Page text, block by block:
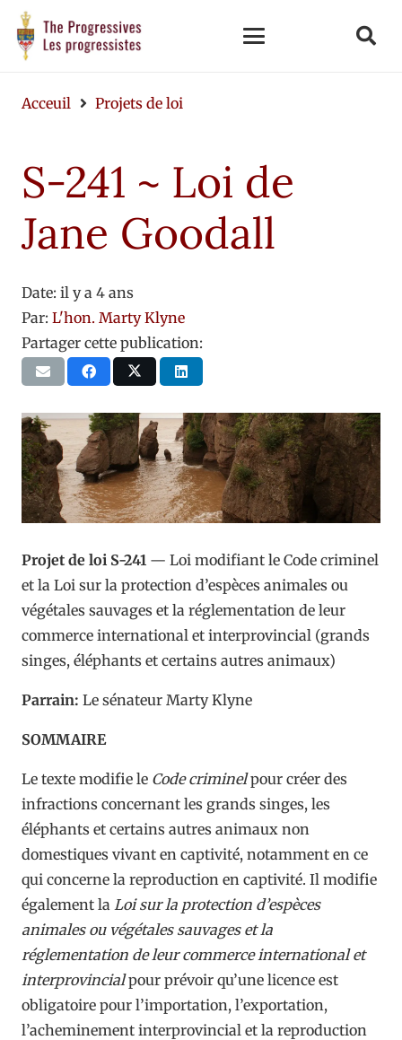
Acceuil Projets de loi
S-241 ~ Loi de
Jane Goodall
Date: il y a 4 ans
Par: L'hon. Marty Klyne
Partager cette publication:
Projet de loi S-241 — Loi modifiant le Code criminel
et la Loi sur la protection d’espèces animales ou
végétales sauvages et la réglementation de leur
commerce international et interprovincial (grands
singes, éléphants et certains autres animaux)
Parrain: Le sénateur Marty Klyne
SOMMAIRE
Le texte modifie le Code criminelpour créer des
infractions concernant les grands singes, les
éléphants et certains autres animaux non
domestiques vivant en captivité, notamment en ce
qui concerne la reproduction en captivité. Il modifie
également la Loi sur la protection d’espèces
animales ou végétales sauvages et la
réglementation de leur commerce international et
interprovincialpour prévoir qu’une licence est
obligatoire pour l’importation, l’exportation,
l’acheminement interprovincial et la reproduction